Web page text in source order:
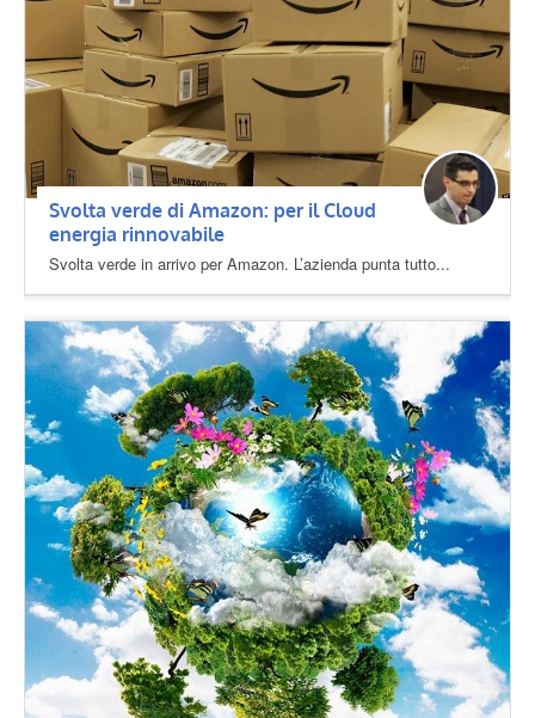
Svolta verde di Amazon: per il Cloud
energia rinnovabile
Svolta verde in arrivo per Amazon. L’azienda punta tutto...